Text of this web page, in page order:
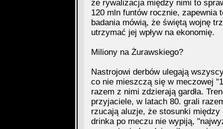
że rywalizacja między nimi to
120 mln funtów rocznie,
badania mówią, że świętą wojnę
utrzymać jej wpływ na ekonomię.
Miliony na Żurawskiego?
Nastrojowi derbów ulegają
co nie mieszczą się w meczowej
razem z nimi zdzierają gardła.
przyjaciele, w latach 80. grali
rzucają aluzje, że stosunki między
drinka po meczu nie wypiją,